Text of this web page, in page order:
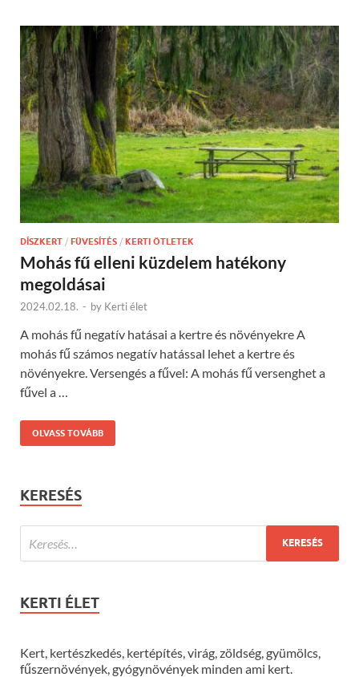
DÍSZKERT / FÜVESÍTÉS / KERTI ÖTLETEK
Mohás fű elleni küzdelem hatékony
megoldásai
2024.02.18. - by Kerti élet
A mohás fű negatív hatásai a kertre és növényekre A
mohás fű számos negatív hatással lehet a kertre és
növényekre. Versengés a fűvel: A mohás fű versenghet a
fűvel a …
OLVASS TOVÁBB
KERESÉS
KERTI ÉLET
Kert, kertészkedés, kertépítés, virág, zöldség, gyümölcs,
fűszernövények, gyógynövények minden ami kert.